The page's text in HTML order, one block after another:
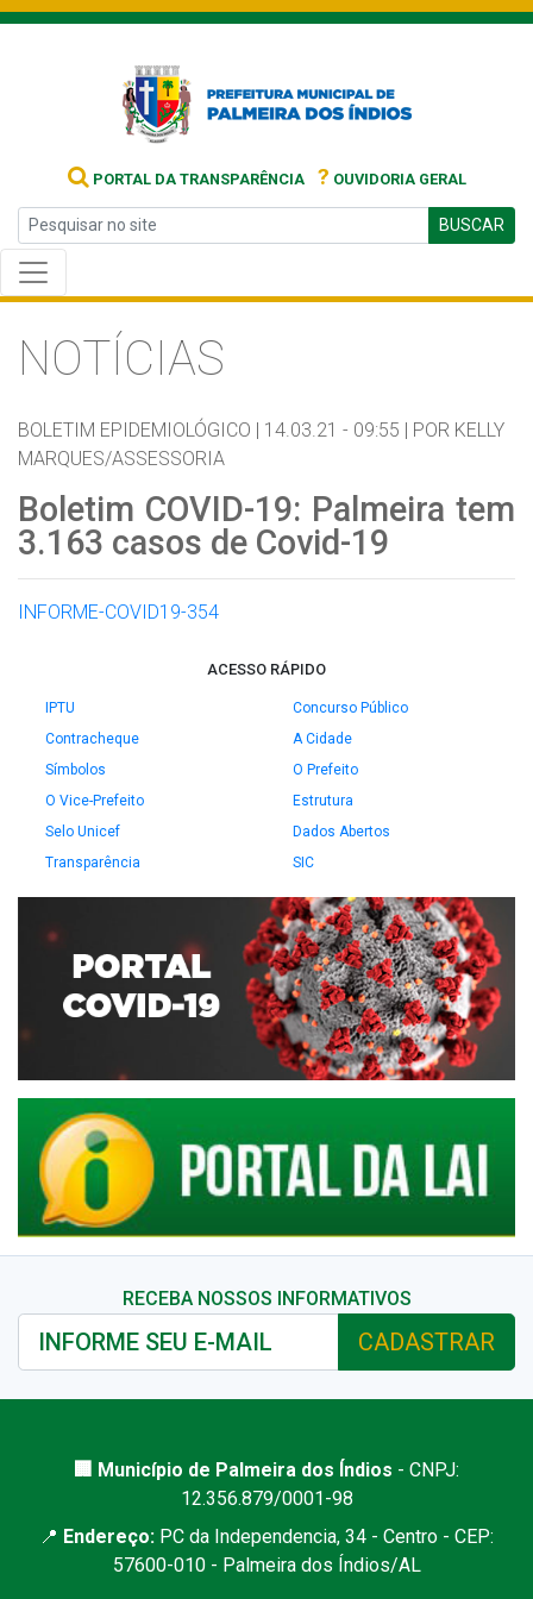
PORTAL DA TRANSPARÊNCIA ? OUVIDORIA GERAL
BUSCAR
NOTÍCIAS
BOLETIM EPIDEMIOLÓGICO | 14.03.21 - 09:55 | POR KELLY
MARQUES/ASSESSORIA
Boletim COVID-19: Palmeira tem
3.163 casos de Covid-19
INFORME-COVID19-354
ACESSO RÁPIDO
IPTU
Concurso Público
Contracheque
A Cidade
Símbolos
O Prefeito
O Vice-Prefeito
Estrutura
Selo Unicef
Dados Abertos
Transparência
SIC
RECEBA NOSSOS INFORMATIVOS
CADASTRAR
🏢 Município de Palmeira dos Índios - CNPJ:
12.356.879/0001-98
📍 Endereço: PC da Independencia, 34 - Centro - CEP:
57600-010 - Palmeira dos Índios/AL